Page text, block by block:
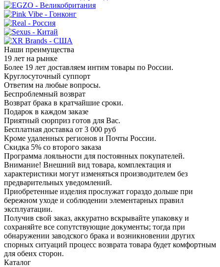
Наши преимущества
19 лет на рынке
Более 19 лет доставляем интим товары по России.
Круглосуточный суппорт
Ответим на любые вопросы.
Беспроблемный возврат
Возврат брака в кратчайшие сроки.
Подарок в каждом заказе
Приятный сюрприз готов для Вас.
Бесплатная доставка от 3 000 руб
Кроме удаленных регионов и Почты России.
Скидка 5% со второго заказа
Программа лояльности для постоянных покупателей.
Внимание! Внешний вид товара, комплектация и
характеристики могут изменяться производителем без
предварительных уведомлений.
Приобретенные изделия прослужат гораздо дольше при
бережном уходе и соблюдении элементарных правил
эксплуатации.
Получив свой заказ, аккуратно вскрывайте упаковку и
сохраняйте все сопутствующие документы; тогда при
обнаружении заводского брака и возникновении других
спорных ситуаций процесс возврата товара будет комфортным
для обеих сторон.
Каталог